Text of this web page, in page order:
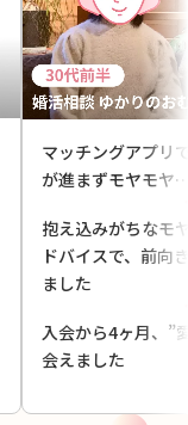
マッチングアプリ
が進まずモヤモヤ
抱え込みがちなモ
ドバイスで、前向
ました
入会から4ヶ月、”
会えました